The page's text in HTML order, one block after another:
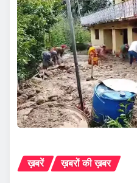
ख़बरें ख़बरों की ख़बर